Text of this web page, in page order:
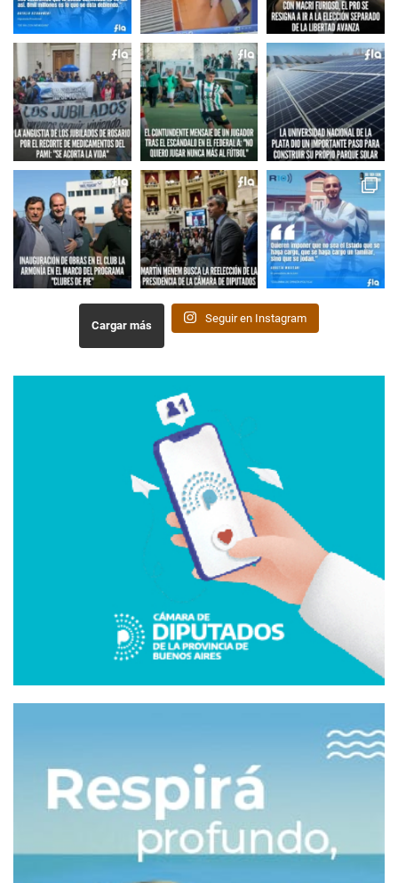
Cargar más
Seguir en Instagram